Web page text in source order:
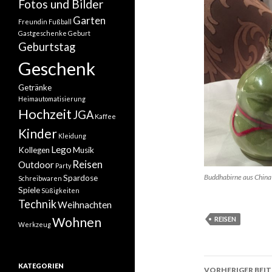
Buddhabirne aus China
REISEN
Beitrags-
VORHERIGER
Fotos und Bilder
Freundin Fußball Garten
Gastgeschenke Geburt
Geburtstag
Geschenk
Getränke
Heimautomatisierung
HochzeitJGA Kaffee
Kinder Kleidung
Kollegen LegoMusik
Outdoor Party Reisen
Schreibwaren Spardose
Spiele Süßigkeiten
TechnikWeihnachten
WerkzeugWohnen
KATEGORIEN